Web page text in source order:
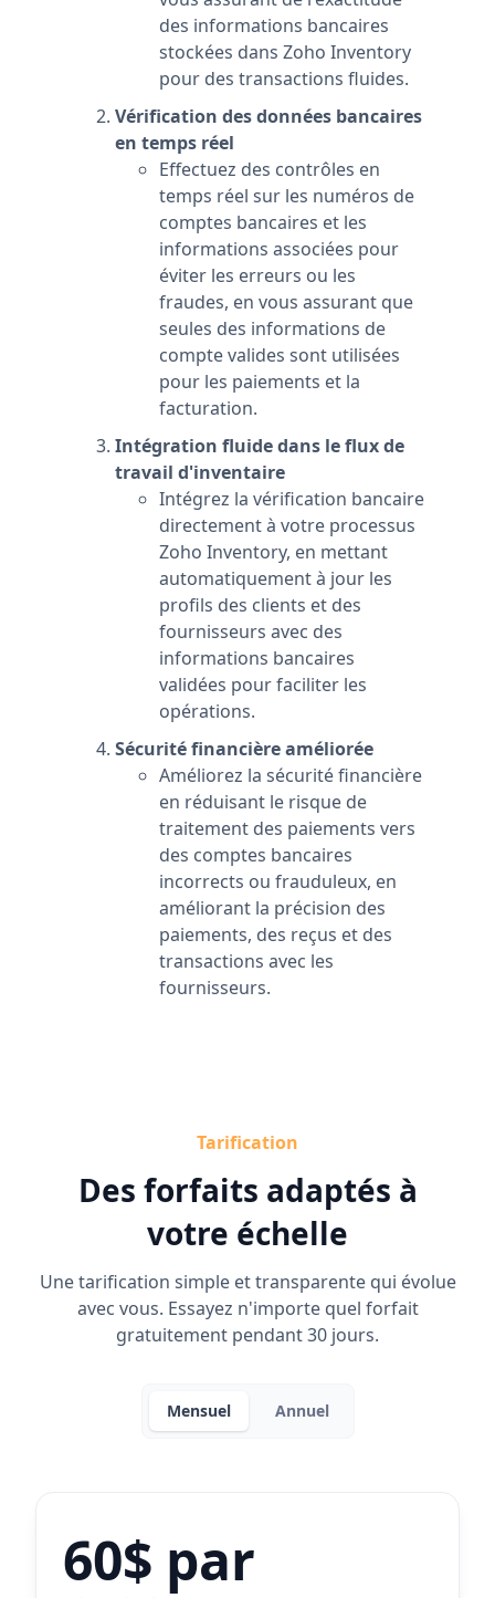
des informations bancaires
stockées dans Zoho Inventory
pour des transactions fluides.
Vérification des données bancaires
en temps réel
Effectuez des contrôles en
temps réel sur les numéros de
comptes bancaires et les
informations associées pour
éviter les erreurs ou les
fraudes, en vous assurant que
seules des informations de
compte valides sont utilisées
pour les paiements et la
facturation.
Intégration fluide dans le flux de
travail d'inventaire
Intégrez la vérification bancaire
directement à votre processus
Zoho Inventory, en mettant
automatiquement à jour les
profils des clients et des
fournisseurs avec des
informations bancaires
validées pour faciliter les
opérations.
Sécurité financière améliorée
Améliorez la sécurité financière
en réduisant le risque de
traitement des paiements vers
des comptes bancaires
incorrects ou frauduleux, en
améliorant la précision des
paiements, des reçus et des
transactions avec les
fournisseurs.
Tarification
Des forfaits adaptés à
votre échelle
Une tarification simple et transparente qui évolue
avec vous. Essayez n'importe quel forfait
gratuitement pendant 30 jours.
Mensuel Annuel
60$ par